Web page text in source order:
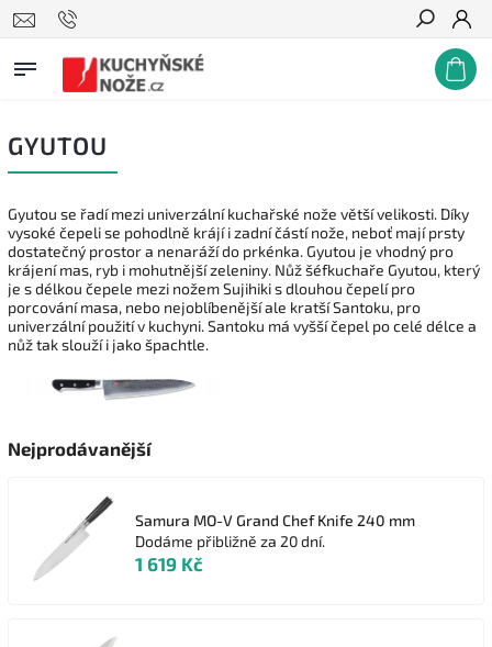
Hledat
GYUTOU
Gyutou se řadí mezi univerzální kuchařské nože větší velikosti. Díky
vysoké čepeli se pohodlně krájí i zadní částí nože, neboť mají prsty
dostatečný prostor a nenaráží do prkénka. Gyutou je vhodný pro
krájení mas, ryb i mohutnější zeleniny. Nůž šéfkuchaře Gyutou, který
je s délkou čepele mezi nožem Sujihiki s dlouhou čepelí pro
porcování masa, nebo nejoblíbenější ale kratší Santoku, pro
univerzální použití v kuchyni. Santoku má vyšší čepel po celé délce a
nůž tak slouží i jako špachtle.
Nejprodávanější
Samura MO-V Grand Chef Knife 240 mm
Dodáme přibližně za 20 dní.
1 619 Kč